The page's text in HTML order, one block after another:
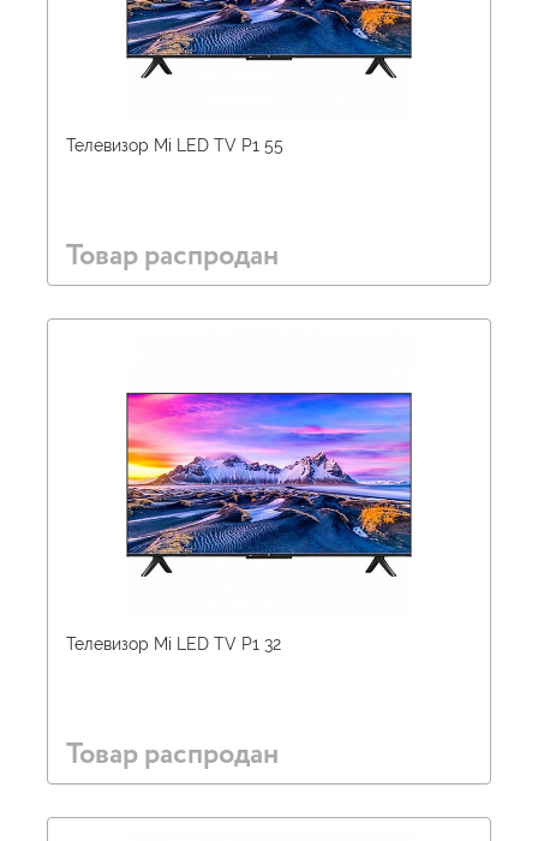
Телевизор Mi LED TV P1 55
Товар распродан
Телевизор Mi LED TV P1 32
Товар распродан